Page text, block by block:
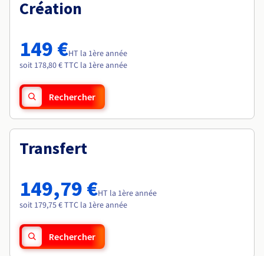
Tarifs
Roadmap & Changelog
Observabilité
Roadmap & Changelog
Roadmap & Changelog
Roadmap & Changelog
Roadmap & Changelog
Création
149 €HT la 1ère année
soit 178,80 € TTC la 1ère année
Rechercher
Transfert
149,79 €HT la 1ère année
soit 179,75 € TTC la 1ère année
Rechercher